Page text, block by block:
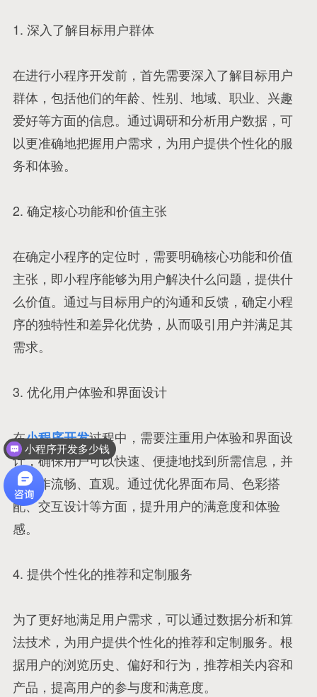
1. 深入了解目标用户群体
在进行小程序开发前，首先需要深入了解目标用户
群体，包括他们的年龄、性别、地域、职业、兴趣
爱好等方面的信息。通过调研和分析用户数据，可
以更准确地把握用户需求，为用户提供个性化的服
务和体验。
2. 确定核心功能和价值主张
在确定小程序的定位时，需要明确核心功能和价值
主张，即小程序能够为用户解决什么问题，提供什
么价值。通过与目标用户的沟通和反馈，确定小程
序的独特性和差异化优势，从而吸引用户并满足其
需求。
3. 优化用户体验和界面设计
在小程序开发过程中，需要注重用户体验和界面设
计，确保用户可以快速、便捷地找到所需信息，并
且操作流畅、直观。通过优化界面布局、色彩搭
配、交互设计等方面，提升用户的满意度和体验
感。
4. 提供个性化的推荐和定制服务
为了更好地满足用户需求，可以通过数据分析和算
法技术，为用户提供个性化的推荐和定制服务。根
据用户的浏览历史、偏好和行为，推荐相关内容和
产品，提高用户的参与度和满意度。
小程序开发多少钱